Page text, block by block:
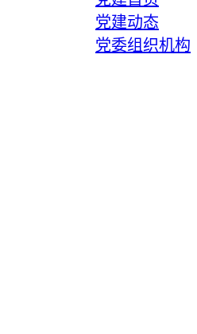
党建动态
党委组织机构